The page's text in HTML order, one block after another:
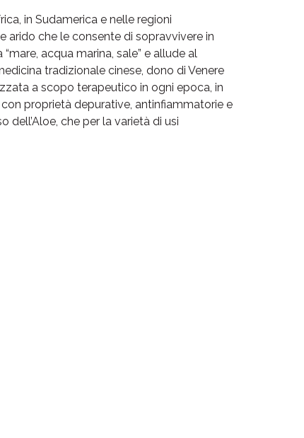
in Sudamerica e nelle regioni
arido che le consente di sopravvivere in
acqua marina, sale” e allude al
tradizionale cinese, dono di Venere
a scopo terapeutico in ogni epoca, in
proprietà depurative, antinfiammatorie e
che per la varietà di usi